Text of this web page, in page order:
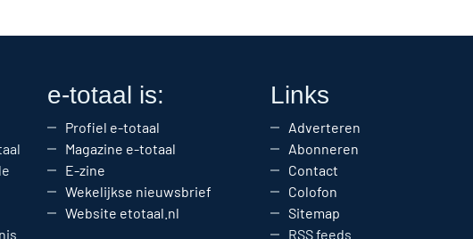
e-totaal is:
Profiel e-totaal
Magazine e-totaal
E-zine
Wekelijkse nieuwsbrief
Website etotaal.nl
Links
Adverteren
Abonneren
Contact
Colofon
Sitemap
RSS feeds